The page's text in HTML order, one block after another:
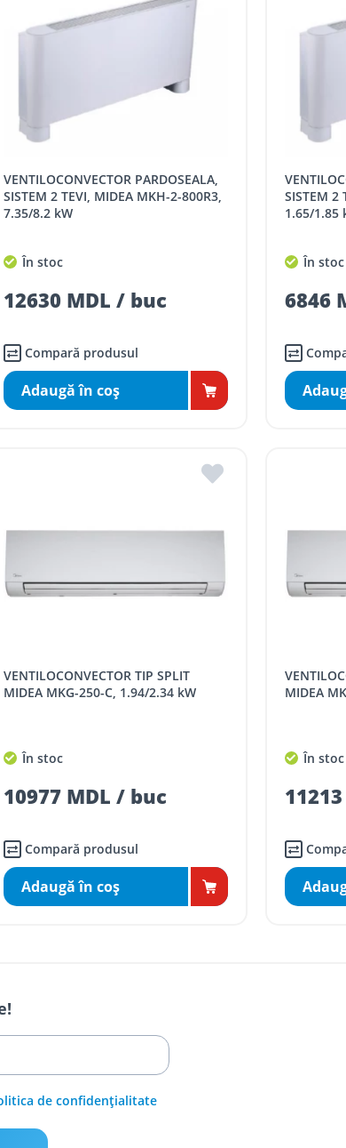
VENTILOCONVECTOR PARDOSEALA,
SISTEM 2 TEVI, MIDEA MKH-2-800R3,
7.35/8.2 kW
În stoc
12630 MDL / buc
Compară produsul
Adaugă în coş
VENTILOCONVECTOR PARDOSEALA,
SISTEM 2
1.65/1.85
În stoc
6846
VENTILOCONVECTOR TIP SPLIT
MIDEA MKG-250-C, 1.94/2.34 kW
În stoc
10977 MDL / buc
Compară produsul
Adaugă în coş
VENTILOCONVECTOR TIP SPLIT
MIDEA
În stoc
de confidențialitate